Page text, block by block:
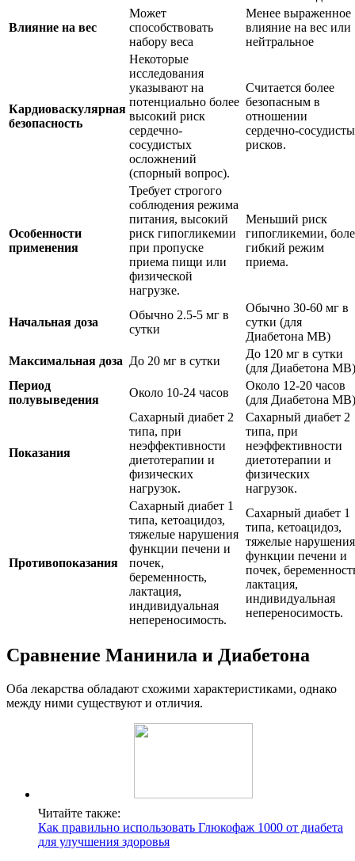
Влияние на вес
Может
способствовать
набору веса
Менее выраженное
влияние на вес или
нейтральное
Кардиоваскулярная
безопасность
Некоторые
исследования
указывают на
потенциально более
высокий риск
сердечно-
сосудистых
осложнений
(спорный вопрос).
Считается более
безопасным в
отношении
сердечно-
рисков.
Особенности
применения
Требует строгого
соблюдения режима
питания, высокий
риск гипогликемии
при пропуске
приема пищи или
физической
нагрузке.
Меньший риск
гипогликемии,
гибкий режим
приема.
Начальная доза
Обычно 2.5-5 мг в
сутки
Обычно 30-60 мг в
сутки (для
Диабетона МВ)
Максимальная доза До 20 мг в сутки
До 120 мг в сутки
(для Диабетона МВ)
Период
полувыведения
Около 10-24 часов
Около 12-20 часов
(для Диабетона МВ)
Показания
Сахарный диабет 2
типа, при
неэффективности
диетотерапии и
физических
нагрузок.
Сахарный диабет 2
типа, при
неэффективности
диетотерапии и
физических
нагрузок.
Противопоказания
Сахарный диабет 1
типа, кетоацидоз,
тяжелые нарушения
функции печени и
почек,
беременность,
лактация,
индивидуальная
непереносимость.
Сахарный диабет 1
типа, кетоацидоз,
тяжелые нарушения
функции печени и
почек,
лактация,
индивидуальная
непереносимость.
Сравнение Манинила и Диабетона
Оба лекарства обладают схожими характеристиками, однако
между ними существуют и отличия.
Читайте также:
Как правильно использовать Глюкофаж 1000 от диабета
для улучшения здоровья